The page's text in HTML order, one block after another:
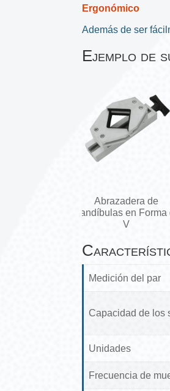
Ergonómico
Además de ser
Ejemplo de
Abrazadera de
Mandíbulas en Forma de
Medición del par
Capacidad de los
Unidades
Frecuencia de